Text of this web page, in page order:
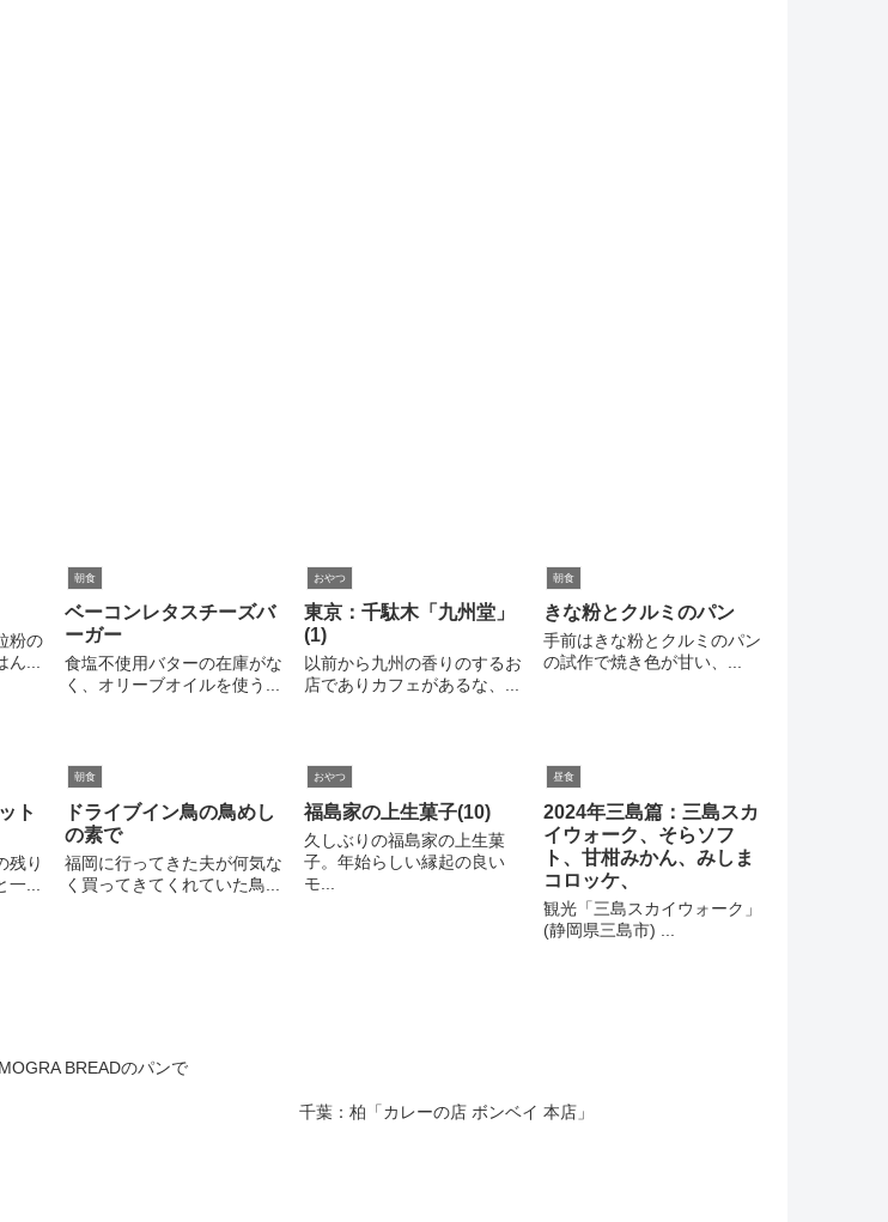
粉の
...
朝食
ベーコンレタスチーズバ
ーガー
食塩不使用バターの在庫がな
く、オリーブオイルを使う...
おやつ
東京：千駄木「九州堂」
(1)
以前から九州の香りのするお
店でありカフェがあるな、...
朝食
きな粉とクルミのパン
手前はきな粉とクルミのパン
の試作で焼き色が甘い、...
ト
残り
...
朝食
ドライブイン鳥の鳥めし
の素で
福岡に行ってきた夫が何気な
く買ってきてくれていた鳥...
おやつ
福島家の上生菓子(10)
久しぶりの福島家の上生菓
子。年始らしい縁起の良い
モ...
昼食
2024年三島篇：三島スカ
イウォーク、そらソフ
ト、甘柑みかん、みしま
コロッケ、
観光「三島スカイウォーク」
(静岡県三島市) ...
MOGRA BREADのパンで
千葉：柏「カレーの店 ボンベイ 本店」